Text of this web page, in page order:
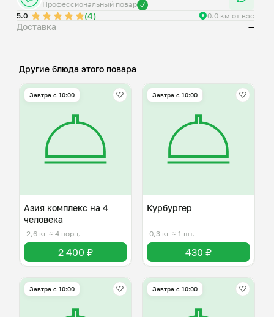
Профессиональный повар
5.0
(4) 0.0 км от вас
Доставка —
Другие блюда этого повара
Завтра c 10:00
Азия комплекс на 4
человека
2,6 кг ≈ 4 порц.
2 400 ₽
Завтра c 10:00
Курбургер
0,3 кг ≈ 1 шт.
430 ₽
Завтра c 10:00 Завтра c 10:00